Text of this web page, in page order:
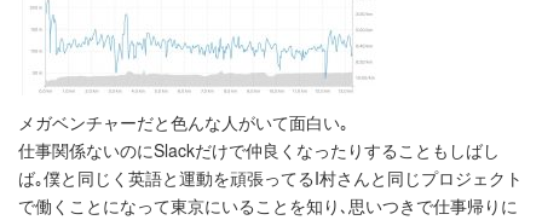
メガベンチャーだと色んな人がいて面白い｡
仕事関係ないのにSlackだけで仲良くなったりすることもしばし
ば｡僕と同じく英語と運動を頑張ってるI村さんと同じプロジェクト
で働くことになって東京にいることを知り､思いつきで仕事帰りに